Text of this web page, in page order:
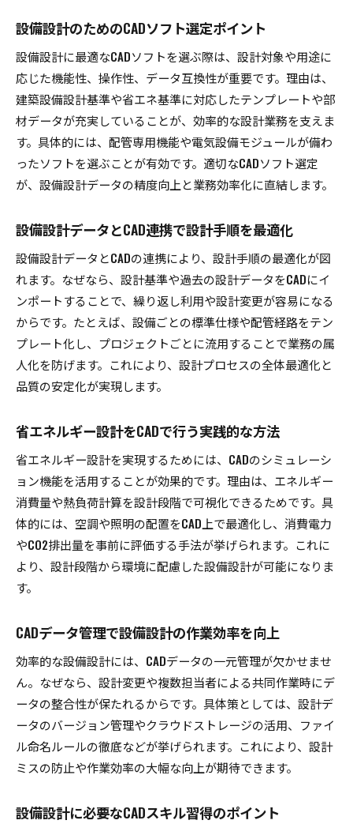
設備設計のためのCADソフト選定ポイント
設備設計に最適なCADソフトを選ぶ際は、設計対象や用途に
応じた機能性、操作性、データ互換性が重要です。理由は、
建築設備設計基準や省エネ基準に対応したテンプレートや部
材データが充実していることが、効率的な設計業務を支えま
す。具体的には、配管専用機能や電気設備モジュールが備わ
ったソフトを選ぶことが有効です。適切なCADソフト選定
が、設備設計データの精度向上と業務効率化に直結します。
設備設計データとCAD連携で設計手順を最適化
設備設計データとCADの連携により、設計手順の最適化が図
れます。なぜなら、設計基準や過去の設計データをCADにイ
ンポートすることで、繰り返し利用や設計変更が容易になる
からです。たとえば、設備ごとの標準仕様や配管経路をテン
プレート化し、プロジェクトごとに流用することで業務の属
人化を防げます。これにより、設計プロセスの全体最適化と
品質の安定化が実現します。
省エネルギー設計をCADで行う実践的な方法
省エネルギー設計を実現するためには、CADのシミュレーシ
ョン機能を活用することが効果的です。理由は、エネルギー
消費量や熱負荷計算を設計段階で可視化できるためです。具
体的には、空調や照明の配置をCAD上で最適化し、消費電力
やCO2排出量を事前に評価する手法が挙げられます。これに
より、設計段階から環境に配慮した設備設計が可能になりま
す。
CADデータ管理で設備設計の作業効率を向上
効率的な設備設計には、CADデータの一元管理が欠かせませ
ん。なぜなら、設計変更や複数担当者による共同作業時にデ
ータの整合性が保たれるからです。具体策としては、設計デ
ータのバージョン管理やクラウドストレージの活用、ファイ
ル命名ルールの徹底などが挙げられます。これにより、設計
ミスの防止や作業効率の大幅な向上が期待できます。
設備設計に必要なCADスキル習得のポイント